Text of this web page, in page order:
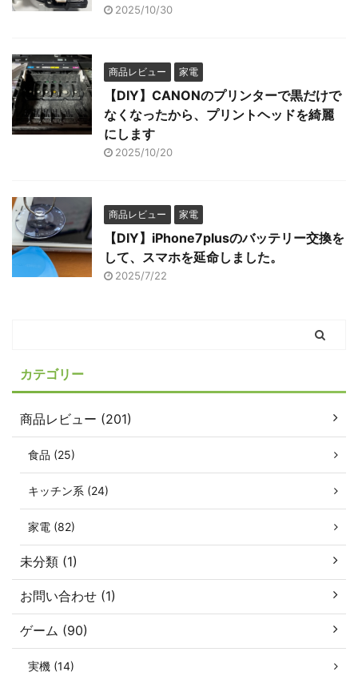
2025/10/30
商品レビュー 家電
【DIY】CANONのプリンターで黒だけで
なくなったから、プリントヘッドを綺麗
にします
2025/10/20
商品レビュー 家電
【DIY】iPhone7plusのバッテリー交換を
して、スマホを延命しました。
2025/7/22
カテゴリー
商品レビュー (201)
食品 (25)
キッチン系 (24)
家電 (82)
未分類 (1)
お問い合わせ (1)
ゲーム (90)
実機 (14)